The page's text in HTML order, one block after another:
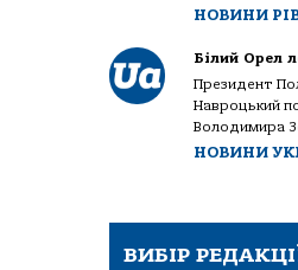
НОВИНИ
Білий Орел
Президент
Навроцький
Володимира
НОВИНИ
ВИБІР